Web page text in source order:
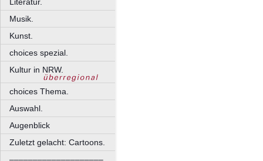
Musik.
Kunst.
choices spezial.
Kultur in NRW.
choices Thema.
Auswahl.
Augenblick
Zuletzt gelacht: Cartoons.